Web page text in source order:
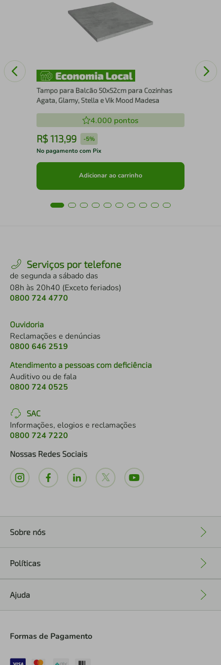
Tampo para Balcão 50x52cm para Cozinhas
Agata, Glamy, Stella e Vik Mood Madesa
4.000 pontos
R$ 113,99 -5%
No pagamento com Pix
Adicionar ao carrinho
Serviços por telefone
de segunda a sábado das
08h às 20h40 (Exceto feriados)
0800 724 4770
Ouvidoria
Reclamações e denúncias
0800 646 2519
Atendimento a pessoas com deficiência
Auditivo ou de fala
0800 724 0525
SAC
Informações, elogios e reclamações
0800 724 7220
Nossas Redes Sociais
Sobre nós
Políticas
Ajuda
Formas de Pagamento